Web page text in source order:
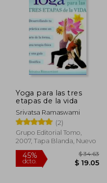
Yoga para las tres
etapas de la vida
Srivatsa Ramaswami
(2)
Grupo Editorial Tomo,
2007, Tapa Blanda, Nuevo